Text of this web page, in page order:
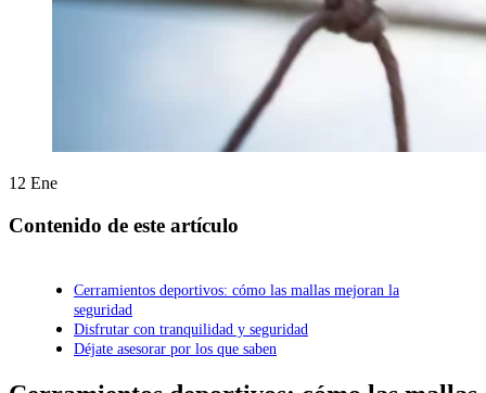
12 Ene
Contenido de este artículo
Cerramientos deportivos: cómo las mallas mejoran la
seguridad
Disfrutar con tranquilidad y seguridad
Déjate asesorar por los que saben